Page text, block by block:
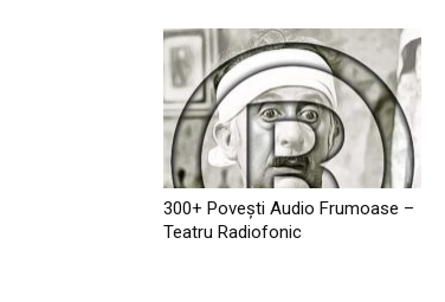
300+ Povești Audio Frumoase –
Teatru Radiofonic